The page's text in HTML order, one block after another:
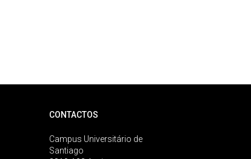
CONTACTOS
Campus Universitário de
Santiago